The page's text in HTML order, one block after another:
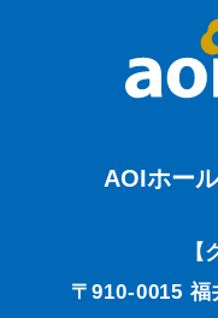
AOIホー
【
〒910-0015